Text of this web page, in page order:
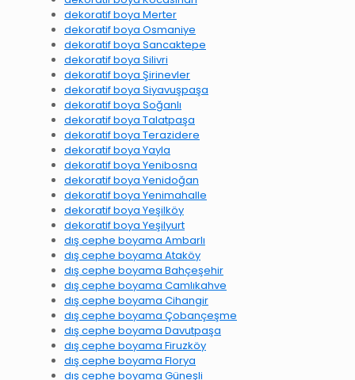
dekoratif boya Merter
dekoratif boya Osmaniye
dekoratif boya Sancaktepe
dekoratif boya Silivri
dekoratif boya Şirinevler
dekoratif boya Siyavuşpaşa
dekoratif boya Soğanlı
dekoratif boya Talatpaşa
dekoratif boya Terazidere
dekoratif boya Yayla
dekoratif boya Yenibosna
dekoratif boya Yenidoğan
dekoratif boya Yenimahalle
dekoratif boya Yeşilköy
dekoratif boya Yeşilyurt
dış cephe boyama Ambarlı
dış cephe boyama Ataköy
dış cephe boyama Bahçeşehir
dış cephe boyama Camlıkahve
dış cephe boyama Cihangir
dış cephe boyama Çobançeşme
dış cephe boyama Davutpaşa
dış cephe boyama Firuzköy
dış cephe boyama Florya
dış cephe boyama Güneşli